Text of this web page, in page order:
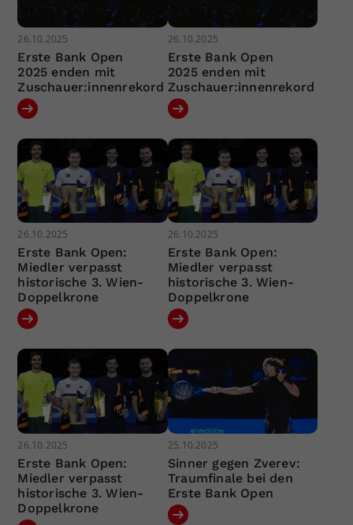
26.10.2025
Erste Bank Open
2025 enden mit
Zuschauer:innenrekord
26.10.2025
Erste Bank Open
2025 enden mit
Zuschauer:innenrekord
26.10.2025
Erste Bank Open:
Miedler verpasst
historische 3. Wien-
Doppelkrone
26.10.2025
Erste Bank Open:
Miedler verpasst
historische 3. Wien-
Doppelkrone
26.10.2025
Erste Bank Open:
Miedler verpasst
historische 3. Wien-
Doppelkrone
25.10.2025
Sinner gegen Zverev:
Traumfinale bei den
Erste Bank Open